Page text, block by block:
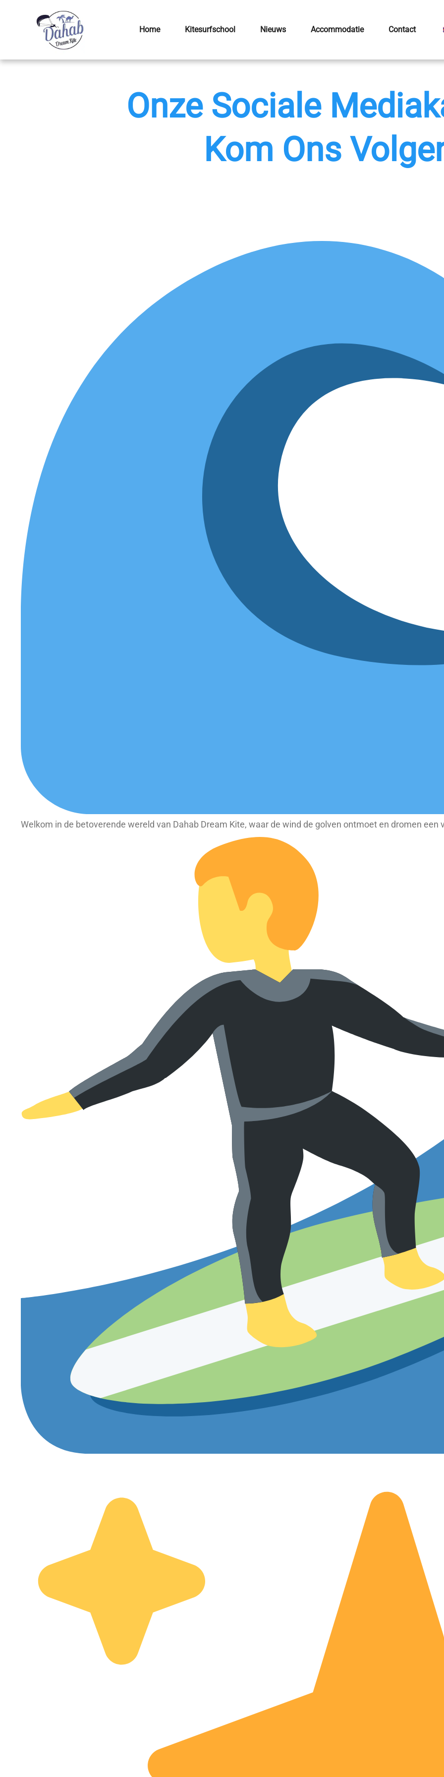
Home Kitesurfschool Nieuws Accommodatie Contact
Onze Sociale
Kom Ons
Welkom in de betoverende wereld van Dahab Dream Kite, waar de wind de golven ontmoet en dromen een